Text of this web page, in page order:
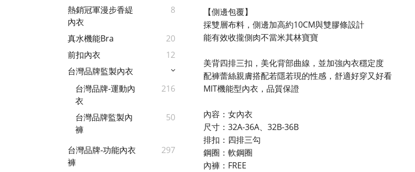
熱銷冠軍漫步香緹
內衣
8
真水機能Bra
20
前扣內衣
12
台灣品牌監製內衣
台灣品牌-運動內
衣
216
台灣品牌監製內
褲
50
台灣品牌-功能內衣
褲
297
【側邊包覆】
採雙層布料，側邊加高約10CM與雙膠條設計
能有效收攏側肉不當米其林寶寶
美背四排三扣，美化背部曲線，並加強內衣穩定度
配褲蕾絲親膚搭配若隱若現的性感，舒適好穿又好看
MIT機能型內衣，品質保證
內容：女內衣
尺寸：32A-36A、32B-36B
排扣：四排三勾
鋼圈：軟鋼圈
內褲：FREE